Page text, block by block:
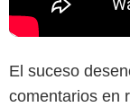
El suceso
comentarios en